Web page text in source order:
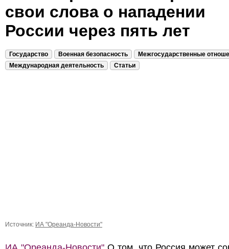
свои слова о нападении
России через пять лет
Государство Военная безопасность
Межгосударственные
Международная деятельность
Статьи
Источник: ИА "Ореанда-Новости"